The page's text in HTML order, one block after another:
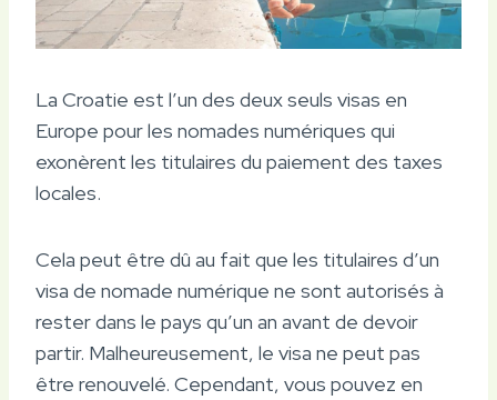
La Croatie est l’un des deux seuls visas en
Europe pour les nomades numériques qui
exonèrent les titulaires du paiement des taxes
locales.
Cela peut être dû au fait que les titulaires d’un
visa de nomade numérique ne sont autorisés à
rester dans le pays qu’un an avant de devoir
partir. Malheureusement, le visa ne peut pas
être renouvelé. Cependant, vous pouvez en